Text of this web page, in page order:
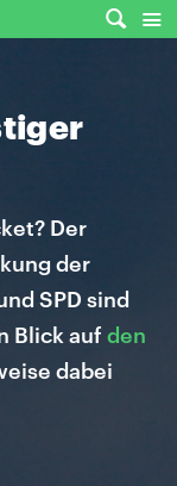
Der
der
SPD sind
Blick auf den
dabei